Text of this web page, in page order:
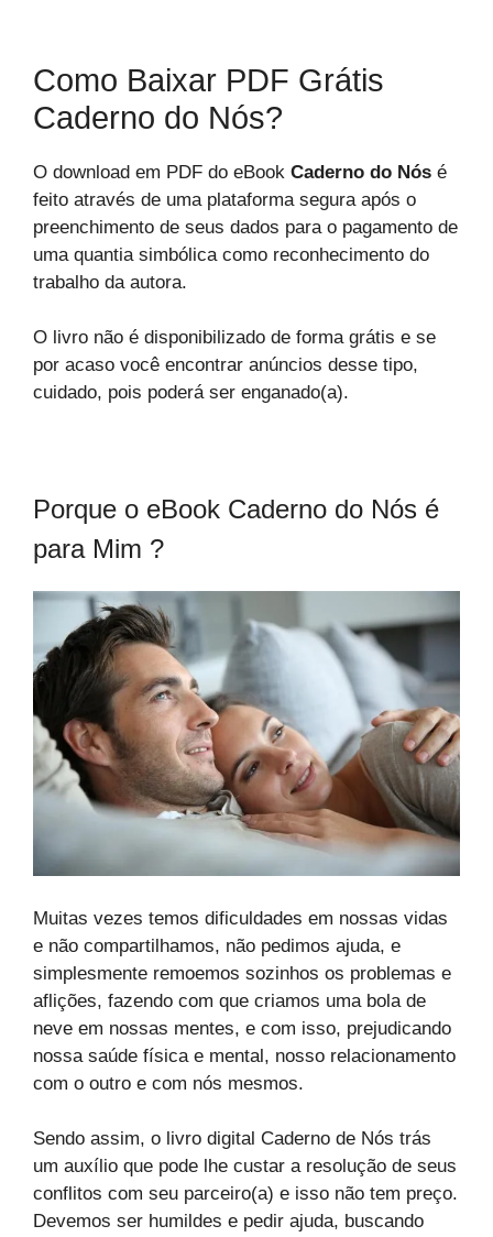
Como Baixar PDF Grátis
Caderno do Nós?
O download em PDF do eBook Caderno do Nós é
feito através de uma plataforma segura após o
preenchimento de seus dados para o pagamento de
uma quantia simbólica como reconhecimento do
trabalho da autora.
O livro não é disponibilizado de forma grátis e se
por acaso você encontrar anúncios desse tipo,
cuidado, pois poderá ser enganado(a).
Porque o eBook Caderno do Nós é
para Mim ?
Muitas vezes temos dificuldades em nossas vidas
e não compartilhamos, não pedimos ajuda, e
simplesmente remoemos sozinhos os problemas e
aflições, fazendo com que criamos uma bola de
neve em nossas mentes, e com isso, prejudicando
nossa saúde física e mental, nosso relacionamento
com o outro e com nós mesmos.
Sendo assim, o livro digital Caderno de Nós trás
um auxílio que pode lhe custar a resolução de seus
conflitos com seu parceiro(a) e isso não tem preço.
Devemos ser humildes e pedir ajuda, buscando